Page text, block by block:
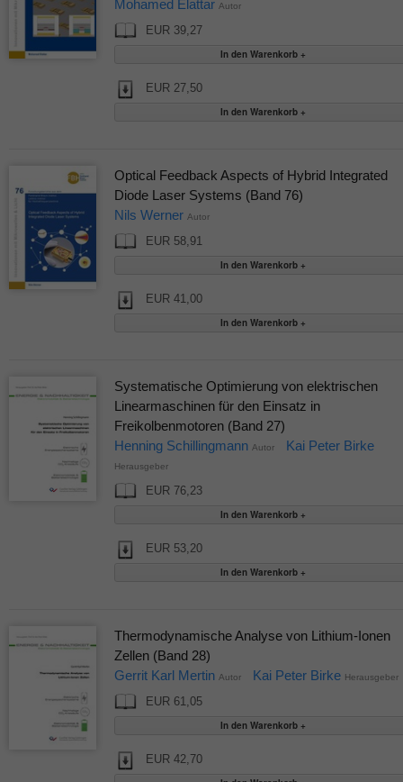
Mohamed Elattar Autor
EUR 39,27
EUR 27,50
Optical Feedback Aspects of Hybrid Integrated
Diode Laser Systems (Band 76)
Nils Werner Autor
EUR 58,91
EUR 41,00
Systematische Optimierung von elektrischen
Linearmaschinen für den Einsatz in
Freikolbenmotoren (Band 27)
Henning Schillingmann Autor Kai Peter Birke
Herausgeber
EUR 76,23
EUR 53,20
Thermodynamische Analyse von Lithium-Ionen
Zellen (Band 28)
Gerrit Karl Mertin Autor Kai Peter Birke Herausgeber
EUR 61,05
EUR 42,70